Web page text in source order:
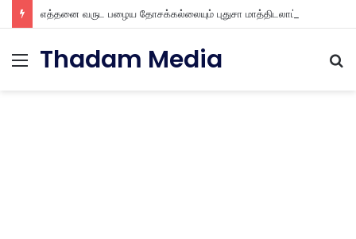
Menu
Thadam Media